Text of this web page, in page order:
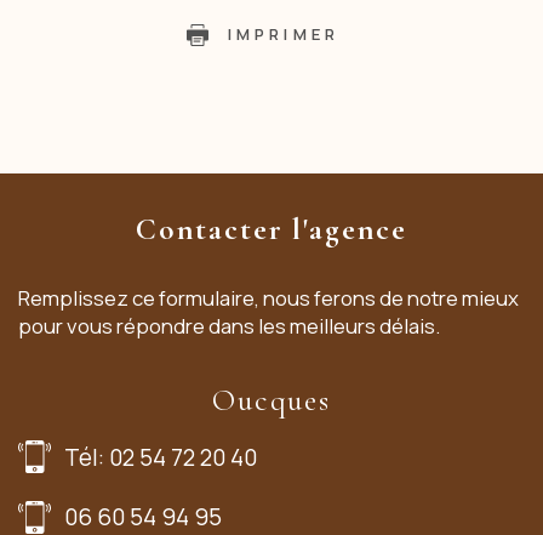
IMPRIMER
Contacter l'agence
Remplissez ce formulaire, nous ferons de notre mieux
pour vous répondre dans les meilleurs délais.
Oucques
Tél: 02 54 72 20 40
06 60 54 94 95